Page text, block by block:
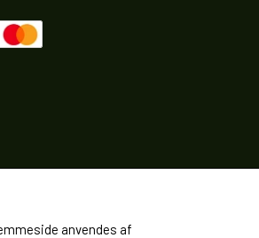
anvendes af